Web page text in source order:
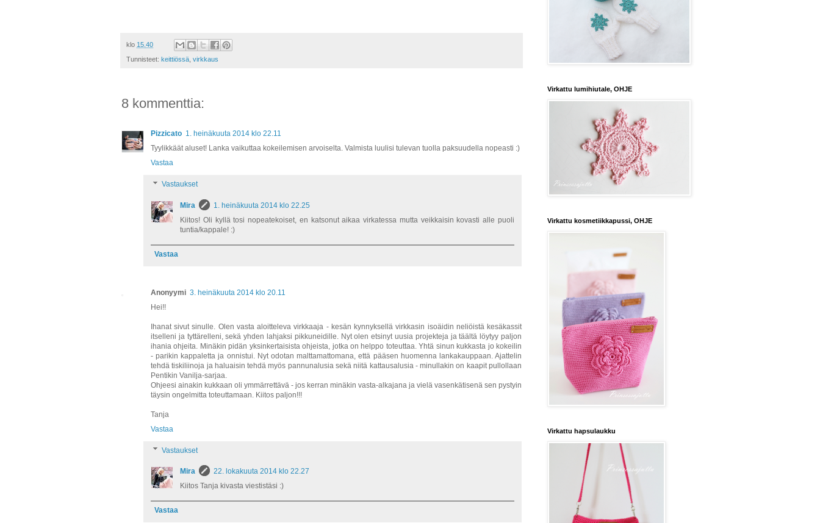
klo 15.40
Tunnisteet: keittiössä, virkkaus
8 kommenttia:
Pizzicato 1. heinäkuuta 2014 klo 22.11
Tyylikkäät aluset! Lanka vaikuttaa kokeilemisen arvoiselta. Valmista luulisi tulevan tuolla paksuudella nopeasti :)
Vastaa
Vastaukset
Mira
1. heinäkuuta 2014 klo 22.25
Kiitos! Oli kyllä tosi nopeatekoiset, en katsonut aikaa virkatessa mutta veikkaisin kovasti alle puoli
tuntia/kappale! :)
Vastaa
Anonyymi 3. heinäkuuta 2014 klo 20.11
Hei!!
Ihanat sivut sinulle. Olen vasta aloitteleva virkkaaja - kesän kynnyksellä virkkasin isoäidin neliöistä kesäkassit
itselleni ja tyttärelleni, sekä yhden lahjaksi pikkuneidille. Nyt olen etsinyt uusia projekteja ja täältä löytyy paljon
ihania ohjeita. Minäkin pidän yksinkertaisista ohjeista, jotka on helppo toteuttaa. Yhtä sinun kukkasta jo kokeilin
- parikin kappaletta ja onnistui. Nyt odotan malttamattomana, että pääsen huomenna lankakauppaan. Ajattelin
tehdä tiskiliinoja ja haluaisin tehdä myös pannunalusia sekä niitä kattausalusia - minullakin on kaapit pullollaan
Pentikin Vanilja-sarjaa.
Ohjeesi ainakin kukkaan oli ymmärrettävä - jos kerran minäkin vasta-alkajana ja vielä vasenkätisenä sen pystyin
täysin ongelmitta toteuttamaan. Kiitos paljon!!!
Tanja
Vastaa
Vastaukset
Mira
22. lokakuuta 2014 klo 22.27
Kiitos Tanja kivasta viestistäsi :)
Vastaa
Virkattu lumihiutale, OHJE
Virkattu kosmetiikkapussi, OHJE
Virkattu hapsulaukku